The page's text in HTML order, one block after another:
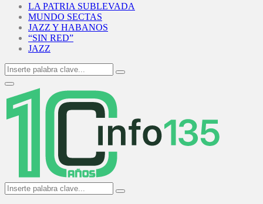
LA PATRIA SUBLEVADA
MUNDO SECTAS
JAZZ Y HABANOS
“SIN RED”
JAZZ
Search
for:
Search
Primary
Menu
Search
for:
Search